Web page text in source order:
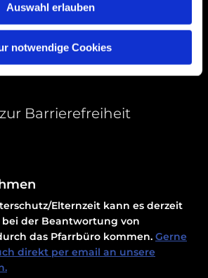
Auswahl erlauben
notwendige Cookies
Barrierefreiheit
Elternzeit kann es derzeit
bei der Beantwortung von
das Pfarrbüro kommen. Gerne
direkt per email an unsere